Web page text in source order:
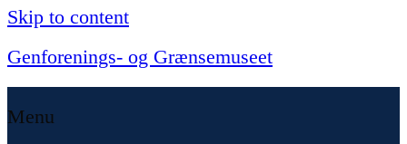
Skip to content
Genforenings- og Grænsemuseet
Menu